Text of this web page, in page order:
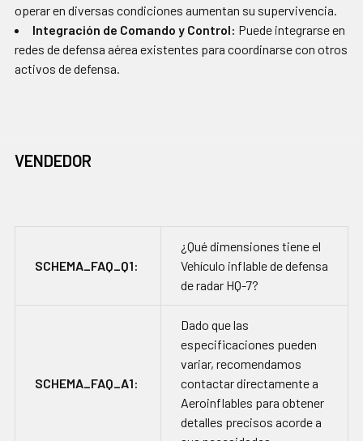
operar en diversas condiciones aumentan su supervivencia.
Integración de Comando y Control: Puede integrarse en
redes de defensa aérea existentes para coordinarse con otros
activos de defensa.
VENDEDOR
SCHEMA_FAQ_Q1:
¿Qué dimensiones tiene el
Vehículo inflable de defensa
de radar HQ-7?
SCHEMA_FAQ_A1:
Dado que las
especificaciones pueden
variar, recomendamos
contactar directamente a
Aeroinflables para obtener
detalles precisos acorde a